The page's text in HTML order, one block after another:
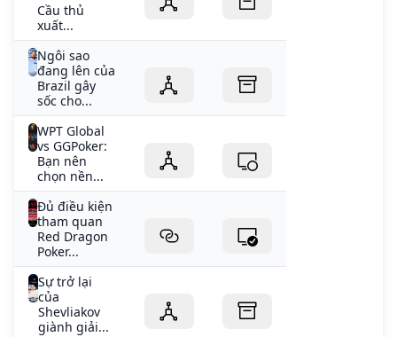
Cầu thủ
xuất...
Ngôi sao
đang lên của
Brazil gây
sốc cho...
WPT Global
vs GGPoker:
Bạn nên
chọn nền...
Đủ điều kiện
tham quan
Red Dragon
Poker...
Sự trở lại
của
Shevliakov
giành giải...